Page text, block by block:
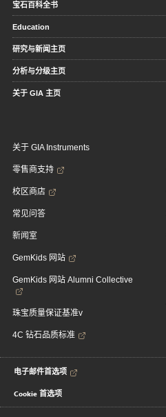
宝石百科全书
Education
研究与新闻主页
分析与分级主页
关于 GIA 主页
关于 GIA Instruments
零售商支持
校区商店
常见问答
新闻室
GemKids 网站
GemKids 网站 Alumni Collective
珠宝质量保证基准v
4C 钻石品质标准
电子邮件首选项
Cookie 首选项